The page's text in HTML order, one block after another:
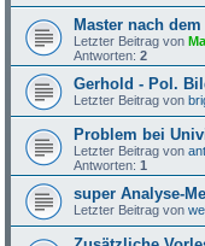
Master nach
Letzter Beitrag von
Antworten:2
Gerhold - Pol.
Letzter Beitrag von
Problem bei
Letzter Beitrag von
Antworten:1
super Analyse-
Letzter Beitrag von